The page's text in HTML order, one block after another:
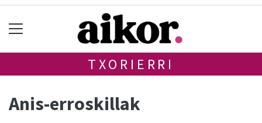
TXORIERRI
Anis-erroskillak